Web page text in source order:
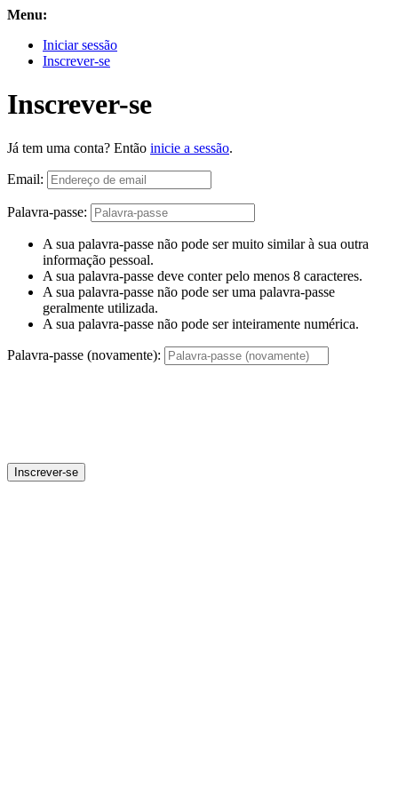
Menu:
Iniciar sessão
Inscrever-se
Inscrever-se
Já tem uma conta? Então inicie a sessão.
Email:
Palavra-passe:
A sua palavra-passe não pode ser muito similar à sua outra
informação pessoal.
A sua palavra-passe deve conter pelo menos 8 caracteres.
A sua palavra-passe não pode ser uma palavra-passe
geralmente utilizada.
A sua palavra-passe não pode ser inteiramente numérica.
Palavra-passe (novamente):
Inscrever-se